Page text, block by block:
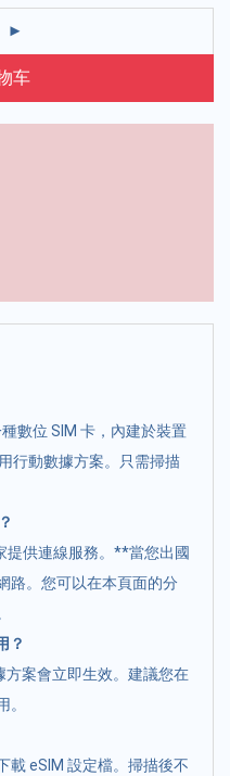
车
數位 SIM 卡，內建於裝置
行動數據方案。只需掃描
提供連線服務。**當您出國
路。您可以在本頁面的分
？
方案會立即生效。建議您在
。
載 eSIM 設定檔。掃描後不